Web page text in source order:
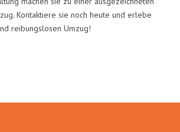
Kontaktiere sie noch heute und erlebe
reibungslosen Umzug!